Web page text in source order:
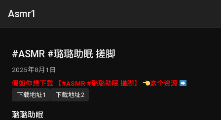
Asmr1
#ASMR #璐璐助眠 搓脚
2025年8月1日
假如你想下载 【#ASMR #璐璐助眠 搓脚】
这个资源
下载地址1 下载地址2
璐璐助眠